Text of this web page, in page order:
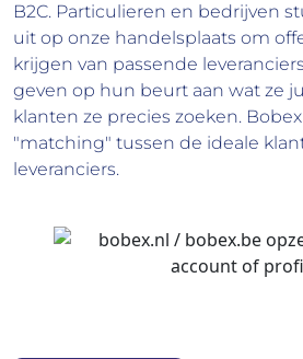
B2C. Particulieren en bedrijven
uit op onze handelsplaats om
krijgen van passende
geven op hun beurt aan wat ze
klanten ze precies zoeken.
"matching"​ tussen de ideale
leveranciers.